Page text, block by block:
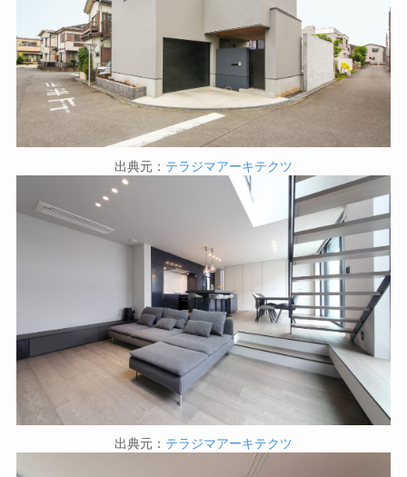
出典元： テラジマアーキテクツ
出典元： テラジマアーキテクツ